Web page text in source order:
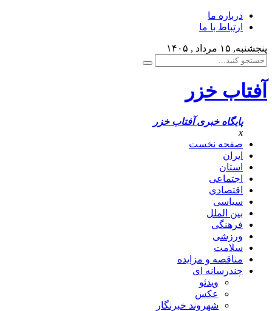
درباره ما
ارتباط با ما
پنجشنبه, ۱۵ مرداد , ۱۴۰۵
آفتاب خزر
پایگاه خبری آفتاب خزر
x
صفحه نخست
ایران
استان
اجتماعی
اقتصادی
سیاسی
بین الملل
فرهنگی
ورزشی
سلامت
مناقصه و مزایده
چندرسانه ای
ویدئو
عکس
شهروند خبرنگار